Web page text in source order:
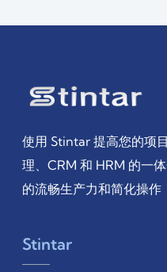
使用 Stintar 提高您的项
理、CRM 和 HRM 的一
的流畅生产力和简化操作
Stintar